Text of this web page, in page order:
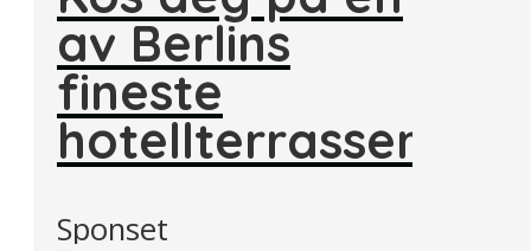
av Berlins
fineste
hotellterrasser
Sponset